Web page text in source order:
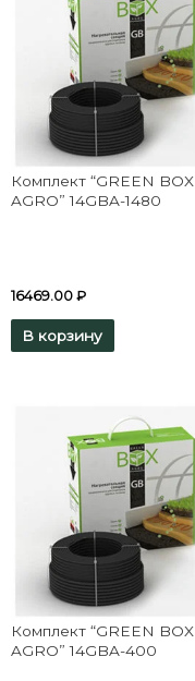
Комплект “GREEN BOX
AGRO” 14GBA-1480
16469.00 ₽
В корзину
Комплект “GREEN BOX
AGRO” 14GBA-400